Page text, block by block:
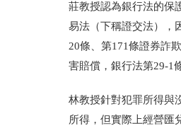
莊教授認為銀行法的保
易法（下稱證交法），
20條、第171條證券詐
害賠償，銀行法第29-1
林教授針對犯罪所得與
所得，但實際上經營匯